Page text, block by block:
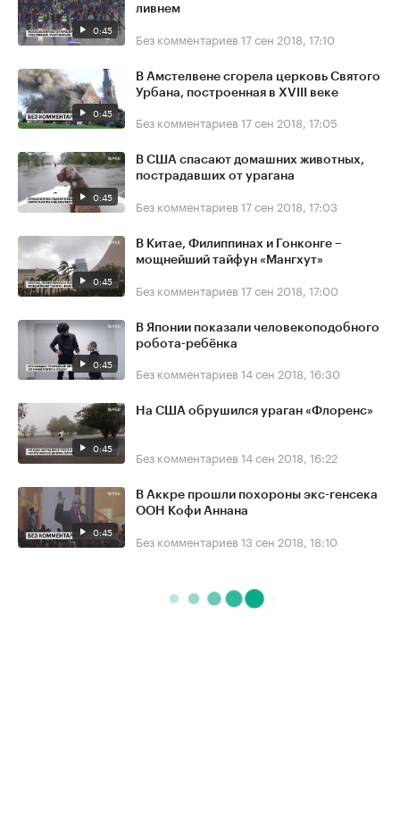
0:45
ливнем
Без комментариев 17 сен 2018, 17:10
0:45
В Амстелвене сгорела церковь Святого
Урбана, построенная в XVIII веке
Без комментариев 17 сен 2018, 17:05
0:45
В США спасают домашних животных,
пострадавших от урагана
Без комментариев 17 сен 2018, 17:03
0:45
В Китае, Филиппинах и Гонконге –
мощнейший тайфун «Мангхут»
Без комментариев 17 сен 2018, 17:00
0:45
В Японии показали человекоподобного
робота-ребёнка
Без комментариев 14 сен 2018, 16:30
0:45
На США обрушился ураган «Флоренс»
Без комментариев 14 сен 2018, 16:22
0:45
В Аккре прошли похороны экс-генсека
ООН Кофи Аннана
Без комментариев 13 сен 2018, 18:10